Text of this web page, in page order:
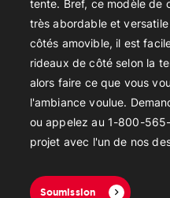
tente. Bref, ce modèle de
très abordable et
côtés amovible, il est
rideaux de côté selon la
alors faire ce que vous
l'ambiance voulue.
ou appelez au 1-800-
projet avec l'un de nos
Soumission